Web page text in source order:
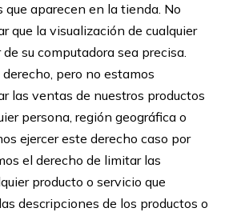
que aparecen en la tienda. No
que la visualización de cualquier
su computadora sea precisa.
pero no estamos
las ventas de nuestros productos
persona, región geográfica o
ejercer este derecho caso por
el derecho de limitar las
producto o servicio que
descripciones de los productos o